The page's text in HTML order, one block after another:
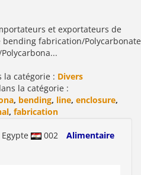
et exportateurs de
fabrication/Polycarbonate
la catégorie : Divers
la catégorie :
, bending, line, enclosure,
, fabrication
Egypte 002
Alimentaire